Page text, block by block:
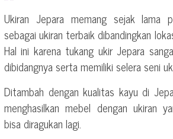
Ukiran Jepara memang sejak lama
sebagai ukiran terbaik dibandingkan
Hal ini karena tukang ukir Jepara
dibidangnya serta memiliki selera seni
Ditambah dengan kualitas kayu di
menghasilkan mebel dengan ukiran
bisa diragukan lagi.